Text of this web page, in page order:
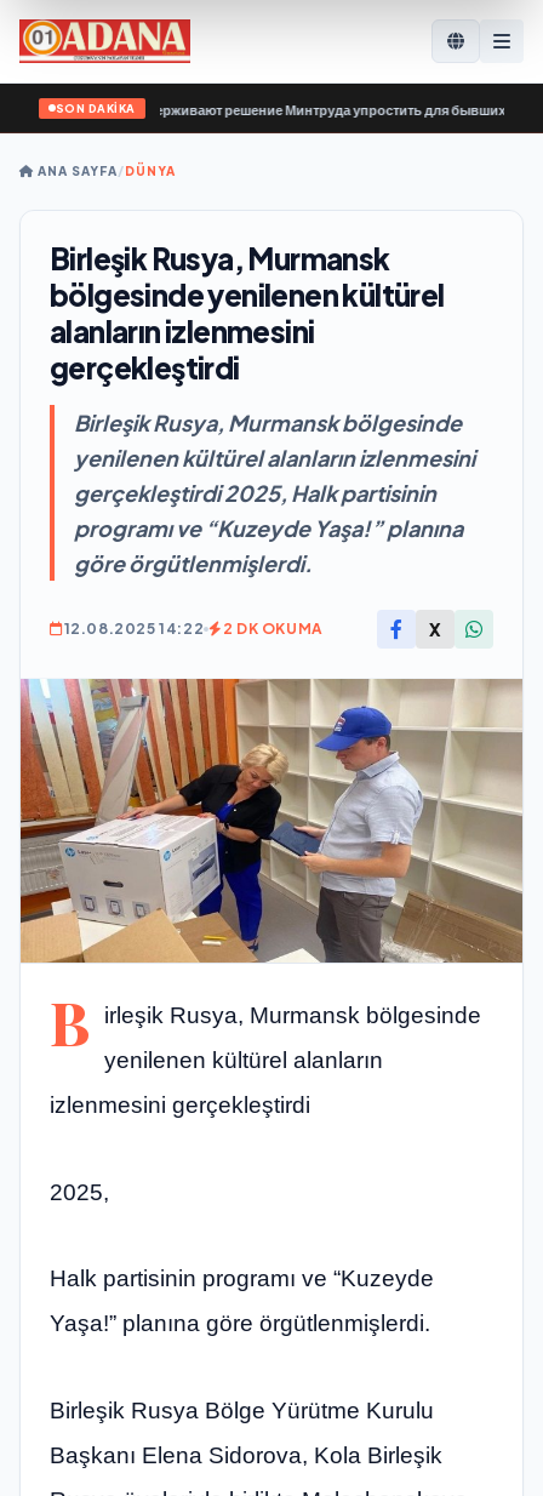
SON DAKİKA
России» поддерживают решение Минтруда упростить для бывших
ANA SAYFA/DÜNYA
Birleşik Rusya, Murmansk
bölgesinde yenilenen kültürel
alanların izlenmesini
gerçekleştirdi
Birleşik Rusya, Murmansk bölgesinde
yenilenen kültürel alanların izlenmesini
gerçekleştirdi 2025, Halk partisinin
programı ve “Kuzeyde Yaşa!” planına
göre örgütlenmişlerdi.
12.08.2025 14:22 2 DK OKUMA X
B
irleşik Rusya, Murmansk bölgesinde
yenilenen kültürel alanların
izlenmesini gerçekleştirdi
2025,
Halk partisinin programı ve “Kuzeyde
Yaşa!” planına göre örgütlenmişlerdi.
Birleşik Rusya Bölge Yürütme Kurulu
Başkanı Elena Sidorova, Kola Birleşik